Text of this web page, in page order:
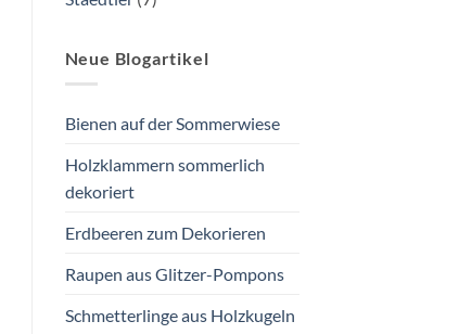
Neue Blogartikel
Bienen auf der Sommerwiese
Holzklammern sommerlich
dekoriert
Erdbeeren zum Dekorieren
Raupen aus Glitzer-Pompons
Schmetterlinge aus Holzkugeln